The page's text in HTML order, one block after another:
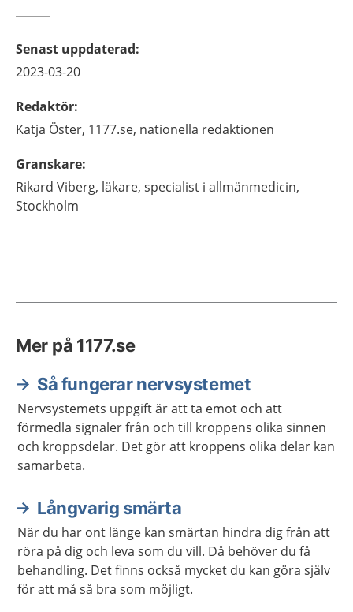
Senast uppdaterad:
2023-03-20
Redaktör:
Katja Öster, 1177.se, nationella redaktionen
Granskare:
Rikard Viberg, läkare, specialist i allmänmedicin,
Stockholm
Mer på 1177.se
Så fungerar nervsystemet
Nervsystemets uppgift är att ta emot och att
förmedla signaler från och till kroppens olika sinnen
och kroppsdelar. Det gör att kroppens olika delar kan
samarbeta.
Långvarig smärta
När du har ont länge kan smärtan hindra dig från att
röra på dig och leva som du vill. Då behöver du få
behandling. Det finns också mycket du kan göra själv
för att må så bra som möjligt.